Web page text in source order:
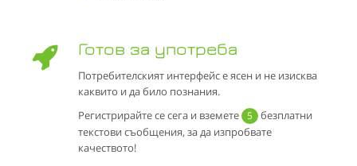
Готов за употреба
Потребителският интерфейс е ясен и не изисква
каквито и да било познания.
Регистрирайте се сега и вземете 5 безплатни
текстови съобщения, за да изпробвате
качеството!